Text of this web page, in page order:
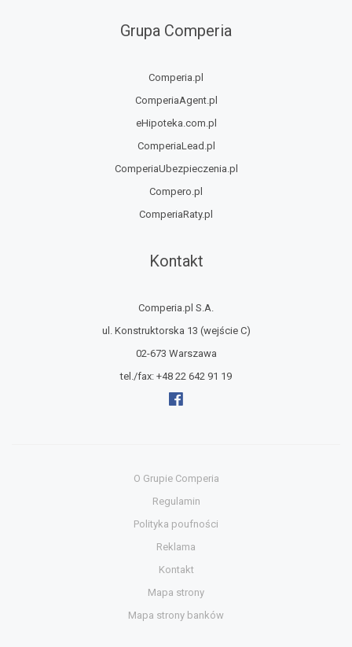
Grupa Comperia
Comperia.pl
ComperiaAgent.pl
eHipoteka.com.pl
ComperiaLead.pl
ComperiaUbezpieczenia.pl
Compero.pl
ComperiaRaty.pl
Kontakt
Comperia.pl S.A.
ul. Konstruktorska 13 (wejście C)
02-673 Warszawa
tel./fax: +48 22 642 91 19
O Grupie Comperia
Regulamin
Polityka poufności
Reklama
Kontakt
Mapa strony
Mapa strony banków